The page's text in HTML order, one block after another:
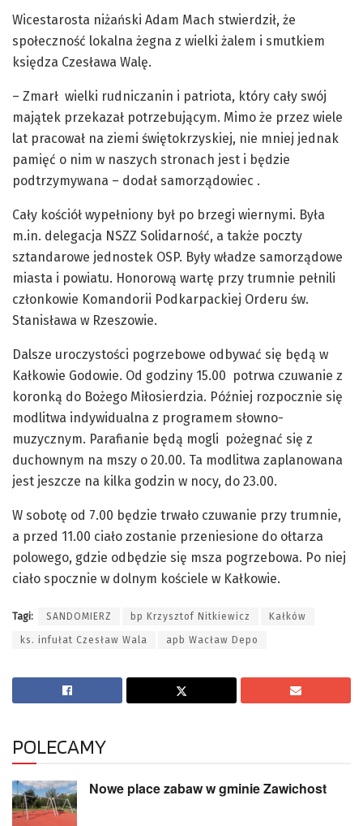
Wicestarosta niżański Adam Mach stwierdził, że
społeczność lokalna żegna z wielki żalem i smutkiem
księdza Czesława Walę.
– Zmarł wielki rudniczanin i patriota, który cały swój
majątek przekazał potrzebującym. Mimo że przez wiele
lat pracował na ziemi świętokrzyskiej, nie mniej jednak
pamięć o nim w naszych stronach jest i będzie
podtrzymywana – dodał samorządowiec .
Cały kościół wypełniony był po brzegi wiernymi. Była
m.in. delegacja NSZZ Solidarność, a także poczty
sztandarowe jednostek OSP. Były władze samorządowe
miasta i powiatu. Honorową wartę przy trumnie pełnili
członkowie Komandorii Podkarpackiej Orderu św.
Stanisława w Rzeszowie.
Dalsze uroczystości pogrzebowe odbywać się będą w
Kałkowie Godowie. Od godziny 15.00 potrwa czuwanie z
koronką do Bożego Miłosierdzia. Później rozpocznie się
modlitwa indywidualna z programem słowno-
muzycznym. Parafianie będą mogli pożegnać się z
duchownym na mszy o 20.00. Ta modlitwa zaplanowana
jest jeszcze na kilka godzin w nocy, do 23.00.
W sobotę od 7.00 będzie trwało czuwanie przy trumnie,
a przed 11.00 ciało zostanie przeniesione do ołtarza
polowego, gdzie odbędzie się msza pogrzebowa. Po niej
ciało spocznie w dolnym kościele w Kałkowie.
Tagi: SANDOMIERZ bp Krzysztof Nitkiewicz Kałków
ks. infułat Czesław Wala apb Wacław Depo
POLECAMY
Nowe place zabaw w gminie Zawichost